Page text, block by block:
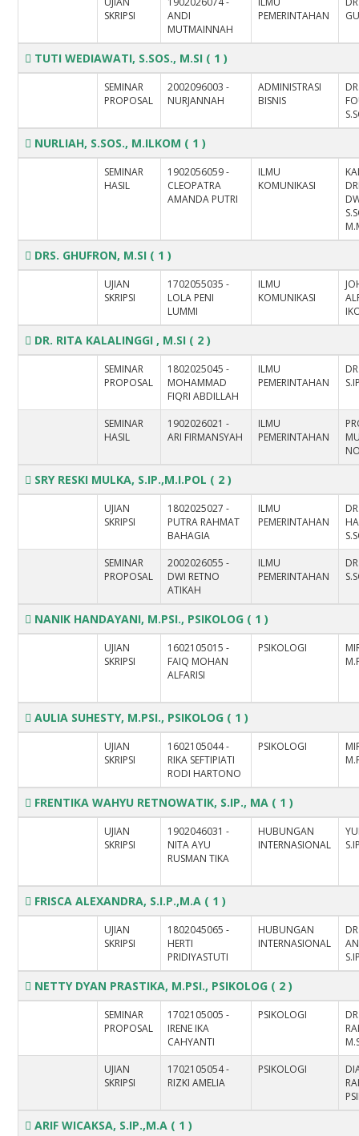
SKRIPSI
ANDI
MUTMAINNAH
PEMERINTAHAN
TUTI WEDIAWATI, S.SOS., M.SI ( 1 )
SEMINAR
PROPOSAL
2002096003 -
NURJANNAH
ADMINISTRASI
BISNIS
NURLIAH, S.SOS., M.ILKOM ( 1 )
SEMINAR
HASIL
1902056059 -
CLEOPATRA
AMANDA PUTRI
ILMU
KOMUNIKASI
DRS. GHUFRON, M.SI ( 1 )
UJIAN
SKRIPSI
1702055035 -
LOLA PENI
LUMMI
ILMU
KOMUNIKASI
DR. RITA KALALINGGI , M.SI ( 2 )
SEMINAR
PROPOSAL
1802025045 -
MOHAMMAD
FIQRI ABDILLAH
ILMU
PEMERINTAHAN
SEMINAR
HASIL
1902026021 -
ARI FIRMANSYAH
ILMU
PEMERINTAHAN
SRY RESKI MULKA, S.IP.,M.I.POL ( 2 )
UJIAN
SKRIPSI
1802025027 -
PUTRA RAHMAT
BAHAGIA
ILMU
PEMERINTAHAN
SEMINAR
PROPOSAL
2002026055 -
DWI RETNO
ATIKAH
ILMU
PEMERINTAHAN
NANIK HANDAYANI, M.PSI., PSIKOLOG ( 1 )
UJIAN
SKRIPSI
1602105015 -
FAIQ MOHAN
ALFARISI
PSIKOLOGI
AULIA SUHESTY, M.PSI., PSIKOLOG ( 1 )
UJIAN
SKRIPSI
1602105044 -
RIKA SEFTIPIATI
RODI HARTONO
PSIKOLOGI
FRENTIKA WAHYU RETNOWATIK, S.IP., MA ( 1 )
UJIAN
SKRIPSI
1902046031 -
NITA AYU
RUSMAN TIKA
HUBUNGAN
INTERNASIONAL
FRISCA ALEXANDRA, S.I.P.,M.A ( 1 )
UJIAN
SKRIPSI
1802045065 -
HERTI
PRIDIYASTUTI
HUBUNGAN
INTERNASIONAL
NETTY DYAN PRASTIKA, M.PSI., PSIKOLOG ( 2 )
SEMINAR
PROPOSAL
1702105005 -
IRENE IKA
CAHYANTI
PSIKOLOGI
UJIAN
SKRIPSI
1702105054 -
RIZKI AMELIA
PSIKOLOGI
ARIF WICAKSA, S.IP.,M.A ( 1 )